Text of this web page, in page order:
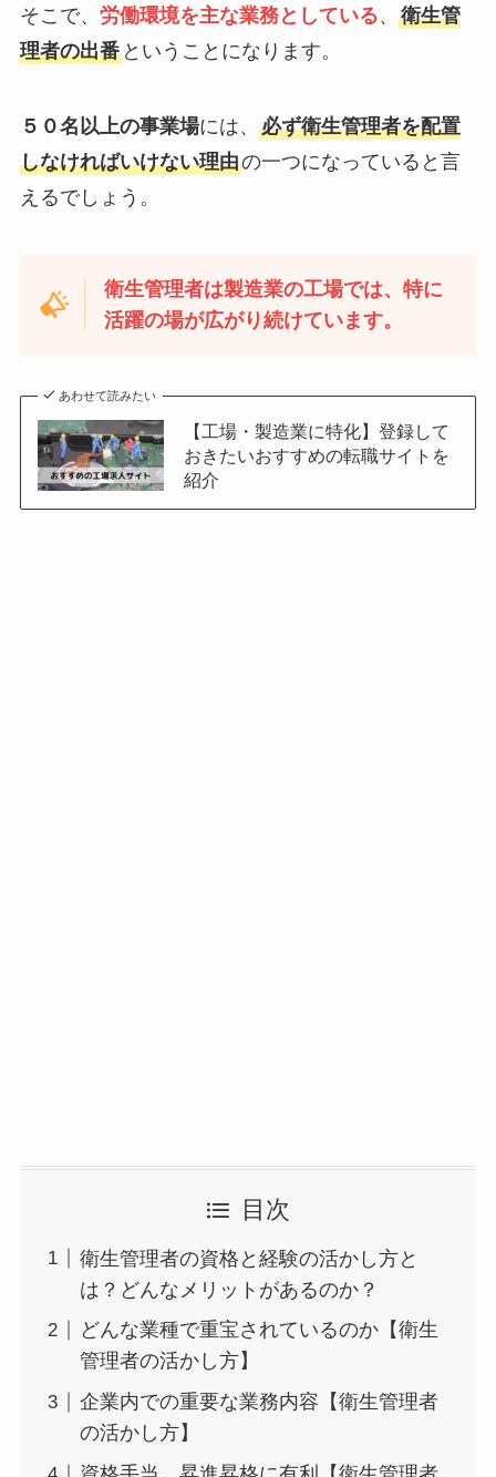
そこで、 労働環境を主な業務としている、 衛生管
理者の出番ということになります。
５０名以上の事業場には、 必ず衛生管理者を配置
しなければいけない理由の一つになっていると言
えるでしょう。
衛生管理者は製造業の工場では、特に
活躍の場が広がり続けています。
あわせて読みたい
【工場・製造業に特化】登録して
おきたいおすすめの転職サイトを
紹介
目次
衛生管理者の資格と経験の活かし方と
は？どんなメリットがあるのか？
どんな業種で重宝されているのか【衛生
管理者の活かし方】
企業内での重要な業務内容【衛生管理者
の活かし方】